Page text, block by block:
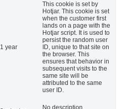
1 year
This cookie is set by
Hotjar. This cookie is set
when the customer first
lands on a page with the
Hotjar script. It is used to
persist the random user
ID, unique to that site on
the browser. This
ensures that behavior in
subsequent visits to the
same site will be
attributed to the same
user ID.